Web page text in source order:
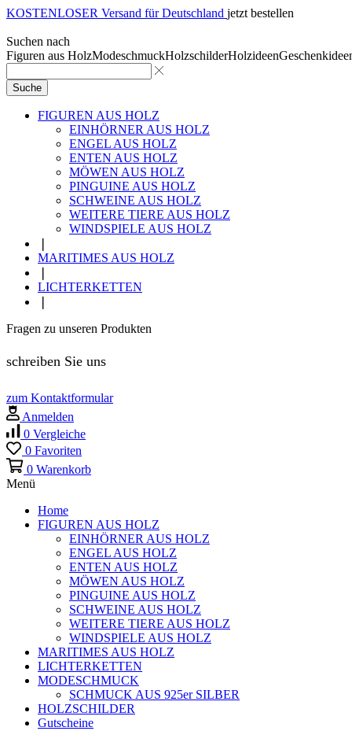
KOSTENLOSER Versand für Deutschland jetzt bestellen
Suchen nach
Figuren aus HolzModeschmuckHolzschilderHolzideen
Suche
FIGUREN AUS HOLZ
EINHÖRNER AUS HOLZ
ENGEL AUS HOLZ
ENTEN AUS HOLZ
MÖWEN AUS HOLZ
PINGUINE AUS HOLZ
SCHWEINE AUS HOLZ
WEITERE TIERE AUS HOLZ
WINDSPIELE AUS HOLZ
MARITIMES AUS HOLZ
LICHTERKETTEN
Fragen zu unseren Produkten
schreiben Sie uns
zum Kontaktformular
Anmelden
0 Vergleiche
0 Favoriten
0 Warenkorb
Menü
Home
FIGUREN AUS HOLZ
EINHÖRNER AUS HOLZ
ENGEL AUS HOLZ
ENTEN AUS HOLZ
MÖWEN AUS HOLZ
PINGUINE AUS HOLZ
SCHWEINE AUS HOLZ
WEITERE TIERE AUS HOLZ
WINDSPIELE AUS HOLZ
MARITIMES AUS HOLZ
LICHTERKETTEN
MODESCHMUCK
SCHMUCK AUS 925er SILBER
HOLZSCHILDER
Gutscheine